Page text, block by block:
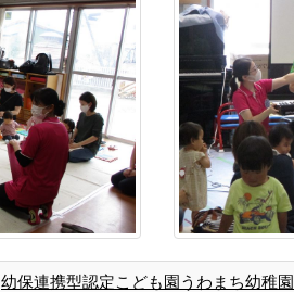
幼保連携型認定こども園うわまち幼稚園